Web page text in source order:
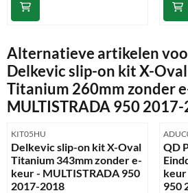
Alternatieve artikelen
Delkevic slip-on kit X-Oval
Titanium 260mm zonder
MULTISTRADA 950
Artikelnummer
KIT05HU
Delkevic slip-on kit X-Oval
Titanium 343mm zonder e-
keur - MULTISTRADA 950
2017-2018
QD
950